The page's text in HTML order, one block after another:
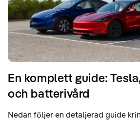
En komplett guide:
och batterivård
Nedan följer en detaljerad guide